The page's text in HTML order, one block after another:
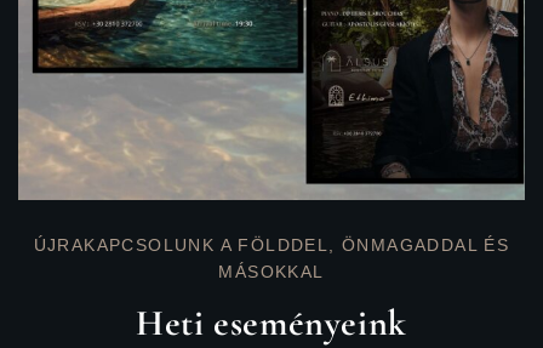
ÚJRAKAPCSOLUNK A FÖLDDEL, ÖNMAGADDAL ÉS
MÁSOKKAL
Heti eseményeink